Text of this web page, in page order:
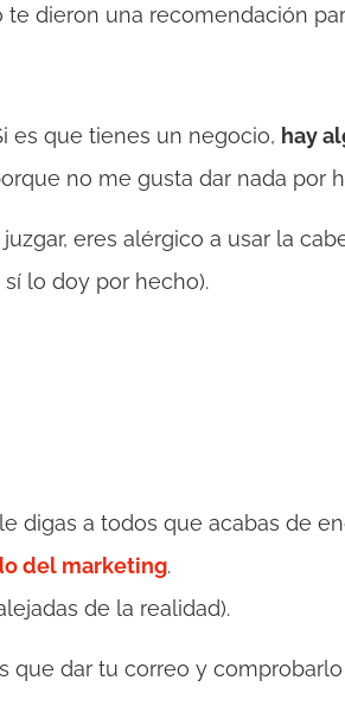
dieron una recomendación
es que tienes un negocio, hay
no me gusta dar nada por
eres alérgico a usar la
sí lo doy por hecho).
digas a todos que acabas de
del marketing.
de la realidad).
que dar tu correo y